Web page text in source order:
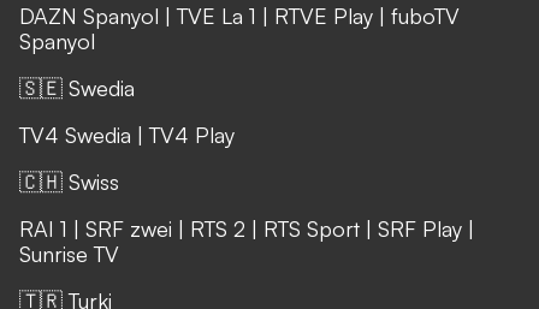
DAZN Spanyol |TVE La 1 | RTVE Play | fuboTV
Spanyol
🇸🇪 Swedia
TV4 Swedia |TV4 Play
🇨🇭 Swiss
RAI 1 | SRF zwei | RTS 2 | RTS Sport | SRF Play |
Sunrise TV
🇹🇷 Turki